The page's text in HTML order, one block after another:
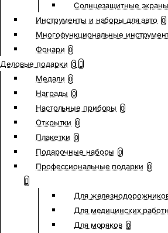
Солнцезащитные экраны
Инструменты и наборы для авто 0
Многофункциональные
Фонари 0
Деловые подарки 0
Медали 0
Награды 0
Настольные приборы 0
Открытки 0
Плакетки 0
Подарочные наборы 0
Профессиональные подарки 0
Для
Для медицинских
Для моряков 0